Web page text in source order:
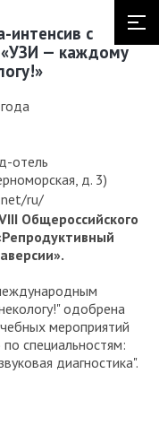
интенсив с
— каждому
отель
д. 3)
ru/
Общероссийского
одобрена
мероприятий
специальностям:
диагностика".